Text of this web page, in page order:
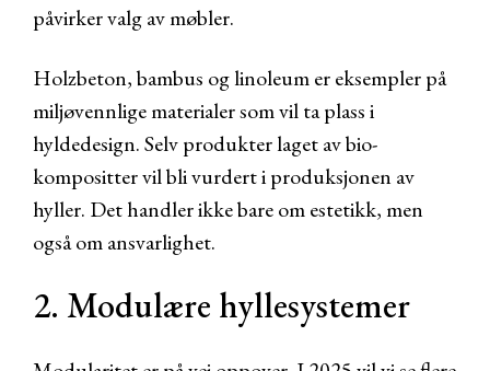
påvirker valg av møbler.
Holzbeton, bambus og linoleum er eksempler på
miljøvennlige materialer som vil ta plass i
hyldedesign. Selv produkter laget av bio-
kompositter vil bli vurdert i produksjonen av
hyller. Det handler ikke bare om estetikk, men
også om ansvarlighet.
2. Modulære hyllesystemer